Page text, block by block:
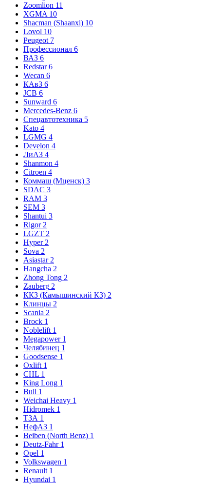
Zoomlion 11
XGMA 10
Shacman (Shaanxi) 10
Lovol 10
Peugeot 7
Профессионал 6
ВАЗ 6
Redstar 6
Wecan 6
КАвЗ 6
JCB 6
Sunward 6
Mercedes-Benz 6
Спецавтотехника 5
Kato 4
LGMG 4
Develon 4
ЛиАЗ 4
Shanmon 4
Citroen 4
Коммаш (Мценск) 3
SDAC 3
RAM 3
SEM 3
Shantui 3
Rigor 2
LGZT 2
Hyper 2
Sova 2
Asiastar 2
Hangcha 2
Zhong Tong 2
Zauberg 2
ККЗ (Камышинский КЗ) 2
Клинцы 2
Scania 2
Brock 1
Noblelift 1
Megapower 1
Челябинец 1
Goodsense 1
Oxlift 1
CHL 1
King Long 1
Bull 1
Weichai Heavy 1
Hidromek 1
ТЗА 1
НефАЗ 1
Beiben (North Benz) 1
Deutz-Fahr 1
Opel 1
Volkswagen 1
Renault 1
Hyundai 1